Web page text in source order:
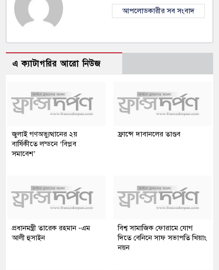
আপলোডকারীর সব সংবাদ
এ ক্যাটাগরির আরো নিউজ
জুলাই গণঅভ্যুত্থানের ২য়
বার্ষিকীতে লন্ডনে ‘বিপ্লব
সমাবেশ’
ফ্রান্সে দাবানলের তাণ্ডব
প্রধানমন্ত্রী তারেক রহমান -এম
আলী হুসাইন
বিশ্ব সামাজিক ফোরামে যোগ
দিতে বেনিনে সাফ সভাপতি খিয়াং
নয়ন